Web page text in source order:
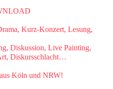
Kurz-Konzert, Lesung,
Diskussion, Live Painting,
Diskursschlacht…
Köln und NRW!